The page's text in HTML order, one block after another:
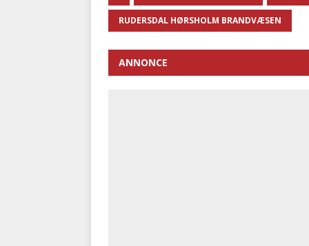
RUDERSDAL HØRSHOLM BRANDVÆSEN
ANNONCE